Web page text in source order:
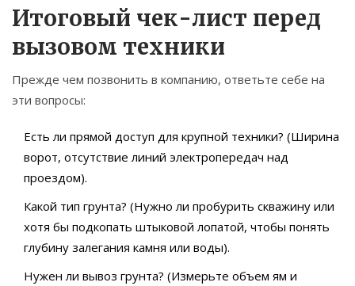
Итоговый чек-лист перед
вызовом техники
Прежде чем позвонить в компанию, ответьте себе на
эти вопросы:
Есть ли прямой доступ для крупной техники? (Ширина
ворот, отсутствие линий электропередач над
проездом).
Какой тип грунта? (Нужно ли пробурить скважину или
хотя бы подкопать штыковой лопатой, чтобы понять
глубину залегания камня или воды).
Нужен ли вывоз грунта? (Измерьте объем ям и